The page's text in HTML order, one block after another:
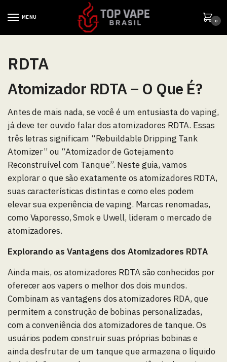
MENU
0
RDTA
Atomizador RDTA – O Que É?
Antes de mais nada, se você é um entusiasta do vaping,
já deve ter ouvido falar dos atomizadores RDTA. Essas
três letras significam “Rebuildable Dripping Tank
Atomizer” ou “Atomizador de Gotejamento
Reconstruível com Tanque”. Neste guia, vamos
explorar o que são exatamente os atomizadores RDTA,
suas características distintas e como eles podem
elevar sua experiência de vaping. Marcas renomadas,
como Vaporesso, Smok e Uwell, lideram o mercado de
atomizadores.
Explorando as Vantagens dos Atomizadores RDTA
Ainda mais, os atomizadores RDTA são conhecidos por
oferecer aos vapers o melhor dos dois mundos.
Combinam as vantagens dos atomizadores RDA, que
permitem a construção de bobinas personalizadas,
com a conveniência dos atomizadores de tanque. Os
usuários podem construir suas próprias bobinas e
ainda desfrutar de um tanque que armazena o líquido